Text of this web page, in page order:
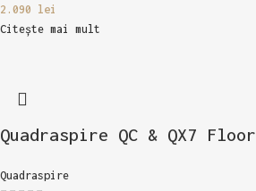
2.090 lei
Citește mai mult
Quadraspire QC & QX7
Quadraspire